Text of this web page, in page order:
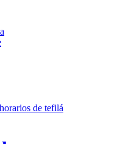
de tefilá